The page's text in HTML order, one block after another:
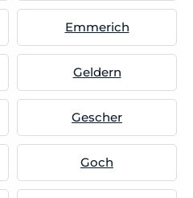
Emmerich
Geldern
Gescher
Goch